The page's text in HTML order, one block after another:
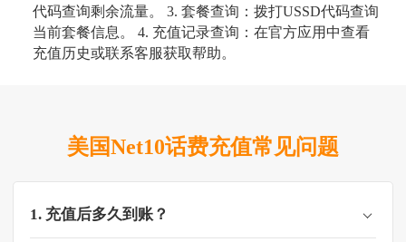
代码查询剩余流量。 3. 套餐查询：拨打USSD代码查询
当前套餐信息。 4. 充值记录查询：在官方应用中查看
充值历史或联系客服获取帮助。
美国Net10话费充值常见问题
1. 充值后多久到账？